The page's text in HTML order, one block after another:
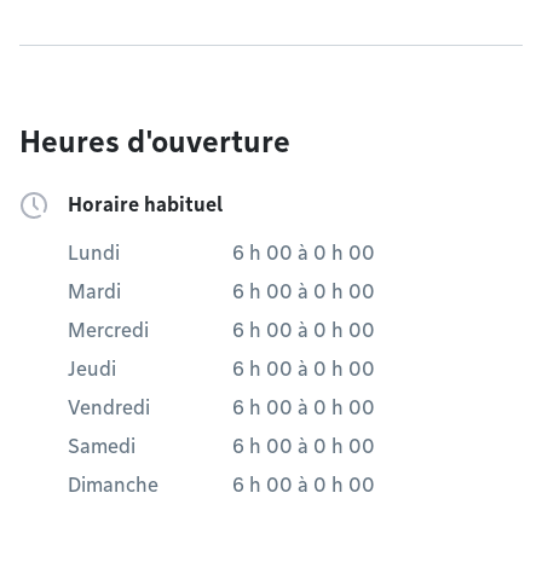
Heures d'ouverture
Horaire habituel
Lundi 6 h 00 à 0 h 00
Mardi
6 h 00 à 0 h 00
Mercredi
6 h 00 à 0 h 00
Jeudi
6 h 00 à 0 h 00
Vendredi
6 h 00 à 0 h 00
Samedi
6 h 00 à 0 h 00
Dimanche
6 h 00 à 0 h 00